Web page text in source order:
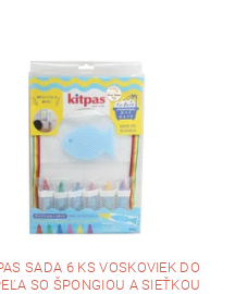
SADA 6 KS VOSKOVIEK DO
SO ŠPONGIOU A SIEŤKOU